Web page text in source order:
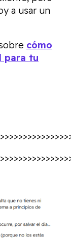
a usar un
cómo
para tu